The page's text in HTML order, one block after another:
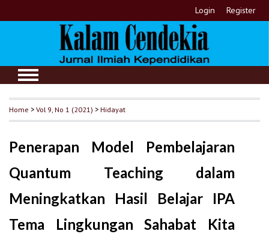
Login Register
Home >Vol 9, No 1 (2021) >Hidayat
Penerapan Model Pembelajaran
Quantum Teaching dalam
Meningkatkan Hasil Belajar IPA
Tema Lingkungan Sahabat Kita